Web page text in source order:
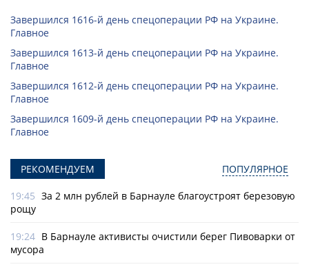
Завершился 1616-й день спецоперации РФ на Украине.
Главное
Завершился 1613-й день спецоперации РФ на Украине.
Главное
Завершился 1612-й день спецоперации РФ на Украине.
Главное
Завершился 1609-й день спецоперации РФ на Украине.
Главное
РЕКОМЕНДУЕМ ПОПУЛЯРНОЕ
19:45 За 2 млн рублей в Барнауле благоустроят березовую
рощу
19:24 В Барнауле активисты очистили берег Пивоварки от
мусора